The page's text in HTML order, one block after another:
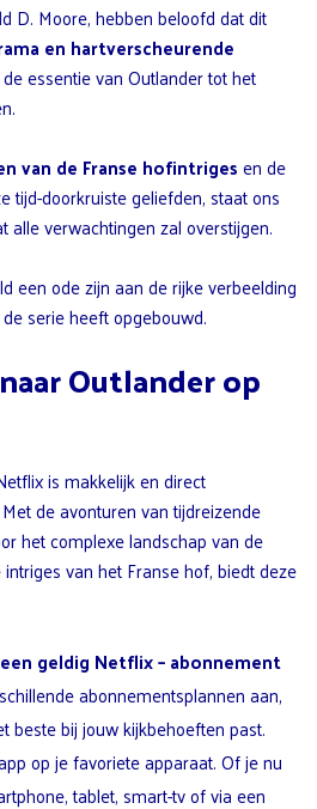
D. Moore, hebben beloofd dat dit
en hartverscheurende
essentie van Outlander tot het
van de Franse hofintrigesen de
tijd-doorkruiste geliefden, staat ons
alle verwachtingen zal overstijgen.
een ode zijn aan de rijke verbeelding
serie heeft opgebouwd.
Outlander op
is makkelijk en direct
de avonturen van tijdreizende
het complexe landschap van de
van het Franse hof, biedt deze
geldig Netflix– abonnement
abonnementsplannen aan,
beste bij jouw kijkbehoeften past.
op je favoriete apparaat. Of je nu
tablet, smart-tv of via een